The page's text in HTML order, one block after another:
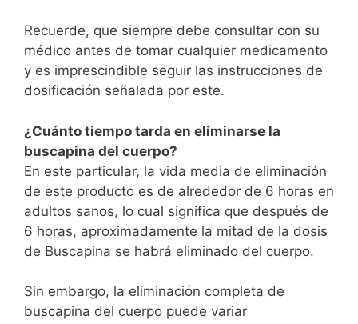
Recuerde, que siempre debe consultar con su
médico antes de tomar cualquier medicamento
y es imprescindible seguir las instrucciones de
dosificación señalada por este.
¿Cuánto tiempo tarda en eliminarse la
buscapina del cuerpo?
En este particular, la vida media de eliminación
de este producto es de alrededor de 6 horas en
adultos sanos, lo cual significa que después de
6 horas, aproximadamente la mitad de la dosis
de Buscapina se habrá eliminado del cuerpo.
Sin embargo, la eliminación completa de
buscapina del cuerpo puede variar